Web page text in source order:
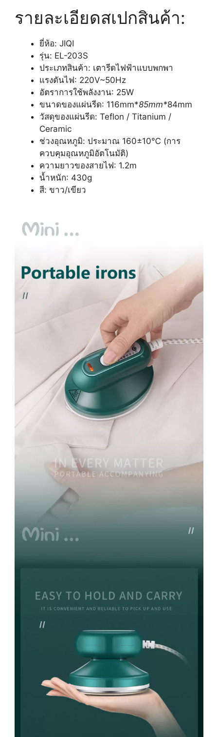
รายละเอียดสเปกสินค้า:
ยี่ห้อ: JIQI
รุ่น: EL-203S
ประเภทสินค้า: เตารีดไฟฟ้าแบบพกพา
แรงดันไฟ: 220V~50Hz
อัตราการใช้พลังงาน: 25W
ขนาดของแผ่นรีด: 116mm*85mm*84mm
วัสดุของแผ่นรีด: Teflon / Titanium /
Ceramic
ช่วงอุณหภูมิ: ประมาณ 160±10℃ (การ
ควบคุมอุณหภูมิอัตโนมัติ)
ความยาวของสายไฟ: 1.2m
น้ำหนัก: 430g
สี: ขาว/เขียว